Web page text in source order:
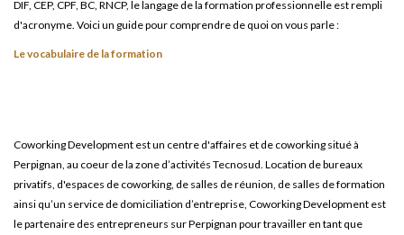
DIF, CEP, CPF, BC, RNCP, le langage de la formation professionnelle est rempli
d'acronyme. Voici un guide pour comprendre de quoi on vous parle :
Le vocabulaire de la formation
Coworking Development est un centre d'affaires et de coworking situé à
Perpignan, au coeur de la zone d’activités Tecnosud. Location de bureaux
privatifs, d'espaces de coworking, de salles de réunion, de salles de formation
ainsi qu’un service de domiciliation d’entreprise, Coworking Development est
le partenaire des entrepreneurs sur Perpignan pour travailler en tant que